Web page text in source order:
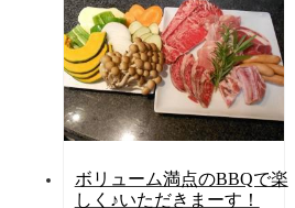
ボリューム満点のBBQで楽
しく♪いただきまーす！